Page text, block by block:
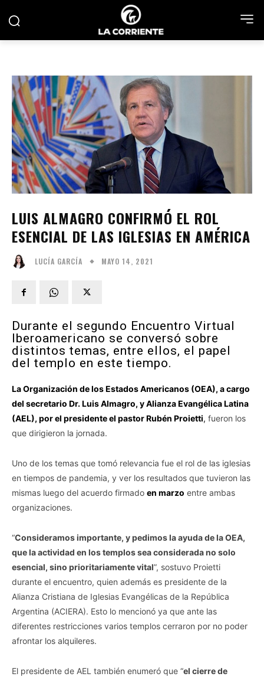
LUIS ALMAGRO CONFIRMÓ EL ROL
ESENCIAL DE LAS IGLESIAS EN AMÉRICA
LUCÍA GARCÍA MAYO 14, 2021
Durante el segundo Encuentro Virtual
Iberoamericano se conversó sobre
distintos temas, entre ellos, el papel
del templo en este tiempo.
La Organización de los Estados Americanos (OEA), a cargo
del secretario Dr. Luis Almagro, y Alianza Evangélica Latina
(AEL), por el presidente el pastor Rubén Proietti, fueron los
que dirigieron la jornada.
Uno de los temas que tomó relevancia fue el rol de las iglesias
en tiempos de pandemia, y ver los resultados que tuvieron las
mismas luego del acuerdo firmado en marzo entre ambas
organizaciones.
“Consideramos importante, y pedimos la ayuda de la OEA,
que la actividad en los templos sea considerada no solo
esencial, sino prioritariamente vital”, sostuvo Proietti
durante el encuentro, quien además es presidente de la
Alianza Cristiana de Iglesias Evangélicas de la República
Argentina (ACIERA). Esto lo mencionó ya que ante las
diferentes restricciones varios templos cerraron por no poder
afrontar los alquileres.
El presidente de AEL también enumeró que “el cierre de